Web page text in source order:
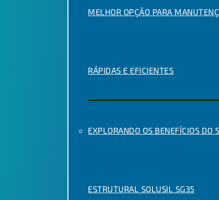
MELHOR OPÇÃO PARA
RÁPIDAS E EFICIENTES
EXPLORANDO OS BENEFÍCIOS DO
ESTRUTURAL SOLUSIL SG35